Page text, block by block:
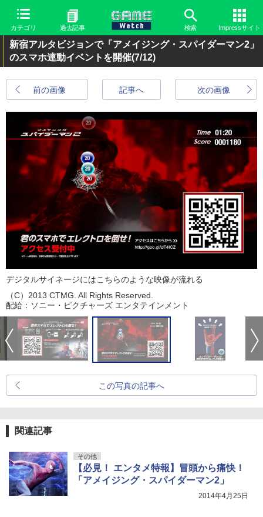
カテゴリ 過去記事 検索 Impressサイト
新宿アルタビジョンで「アメイジング・スパイダーマン2」
のスマホ連動イベントを開催(7/12)
前の画像 次の画像
記事へ
デジタルサイネージにはこちらのような映像が流れる
（C）2013 CTMG. All Rights Reserved.
配給：ソニー・ピクチャーズ エンタテインメント
この写真の記事へ
関連記事
その他
【必見！ エンタメ特報】冒頭から痛快！
「アメイジング・スパイダーマン2」
2014年4月25日